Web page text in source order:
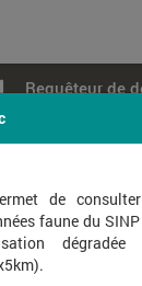
Requêteur de
Données
de
faune du
dégradée